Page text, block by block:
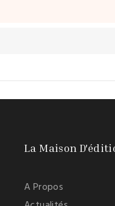
La Maison
A Propos